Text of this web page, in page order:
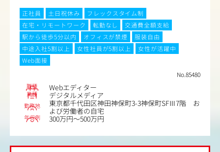
正社員 土日祝休み
フレックスタイム制
在宅・リモートワーク
転勤なし
交通費全額支給
駅から徒歩5分以内
オフィスが禁煙
服装自由
中途入社5割以上
女性社員が5割以上
女性が活躍中
Web面接
No.85480
職種 Webエディター
業種 デジタルメディア
勤務地
東京都千代田区神田神保町3-3神保町SFⅢ7階 お
よび労働者の自宅
年収例 300万円～500万円